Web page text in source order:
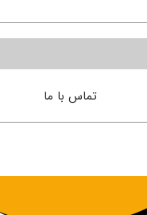
تماس با ما